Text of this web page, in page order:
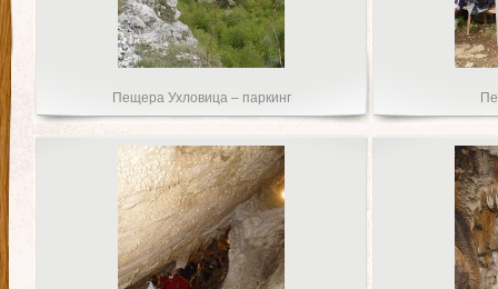
Пещера Ухловица – паркинг